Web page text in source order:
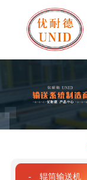
- 辊筒输送机